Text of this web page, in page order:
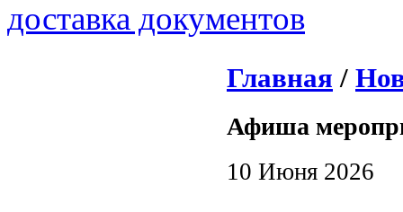
доставка документов
Главная /
Афиша
10 Июня 2026